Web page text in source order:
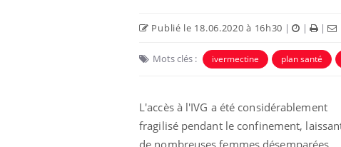
Publié le 18.06.2020 à 16h30 | | |
Mots clés : ivermectine plan santé
L'accès à l'IVG a été considérablement
fragilisé pendant le confinement,
de nombreuses femmes désemparées,
Chikungunya, dengue,
West Nile : que se passe-
t-il dans le sud de la
France ?